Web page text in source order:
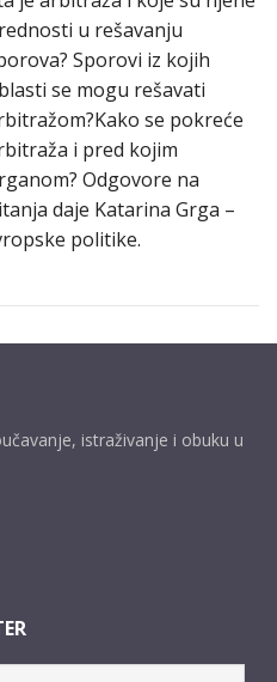
u rešavanju
Sporovi iz kojih
se mogu rešavati
se pokreće
i pred kojim
Odgovore na
daje Katarina Grga –
politike.
istraživanje i obuku u